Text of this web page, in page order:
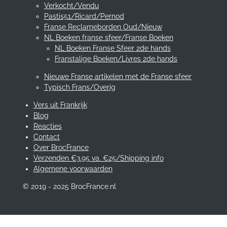
Verkocht/Vendu
Pastis51/Ricard/Pernod
Franse Reclameborden Oud/Nieuw
NL Boeken franse sfeer/Franse Boeken
NL Boeken Franse Sfeer 2de hands
Franstalige Boeken/Livres 2de hands
Nieuwe Franse artikelen met de Franse sfeer
Typisch Frans/Overig
Vers uit Frankrijk
Blog
Reacties
Contact
Over BrocFrance
Verzenden €3.95 va. €25/Shipping info
Algemene voorwaarden
© 2019 - 2025 BrocFrance.nl